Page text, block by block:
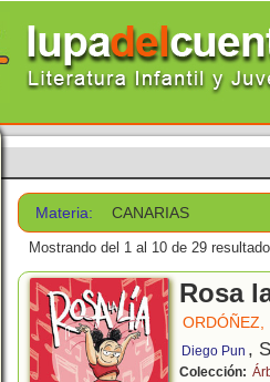
Materia: CANARIAS
Mostrando del 1 al 10 de 29
Rosa
ORDÓÑEZ,
Diego Pun ,
Colección: